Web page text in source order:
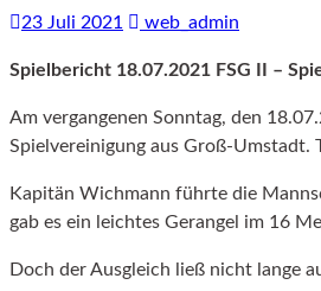
23 Juli 2021 web_admin
Spielbericht 18.07.2021 FSG II –
Am vergangenen Sonntag, den
Spielvereinigung aus Groß-Umstadt.
Kapitän Wichmann führte die
gab es ein leichtes Gerangel im 16
Doch der Ausgleich ließ nicht lange